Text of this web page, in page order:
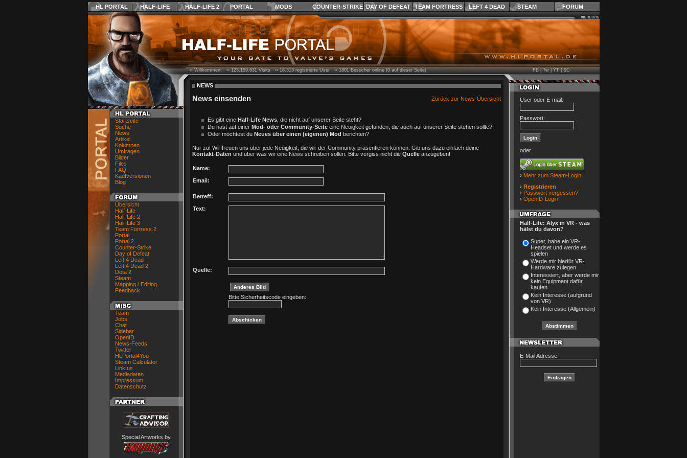
HL PORTAL HALF-LIFE HALF-LIFE 2 PORTAL MODS COUNTER-STRIKE DAY OF DEFEAT TEAM FORTRESS LEFT 4 DEAD STEAM FORUM
Startseite
Suche
News
Artikel
Kolumnen
Umfragen
Bilder
Files
FAQ
Kaufversionen
Blog
Übersicht
Half-Life
Half-Life 2
Half-Life 3
Team Fortress 2
Portal
Portal 2
Counter-Strike
Day of Defeat
Left 4 Dead
Left 4 Dead 2
Dota 2
Steam
Mapping / Editing
Feedback
Team
Jobs
Chat
Sidebar
OpenID
News-Feeds
Twitter
HLPortal4You
Steam Calculator
Link us
Mediadaten
Impressum
Datenschutz
Special Artworks by
›› Willkommen! ››123.159.631Visits ››18.313registrierte User ››1801Besucher online (0 auf dieser Seite)
NEWS
News einsenden Zurück zur News-Übersicht
Es gibt eine Half-Life News, die nicht auf unserer Seite steht?
Du hast auf einer Mod- oder Community-Seiteeine Neuigkeit gefunden, die auch auf unserer Seite stehen sollte?
Oder möchtest du Neues über einen (eigenen) Mod berichten?
Nur zu! Wir freuen uns über jede Neuigkeit, die wir der Community präsentieren können. Gib uns dazu einfach deine
Kontakt-Daten und über was wir eine News schreiben sollen. Bitte vergiss nicht die Quelleanzugeben!
Name:
Email:
Betreff:
Text:
Quelle:
Bitte Sicherheitscode eingeben:
FB|Tw|YT|SC
User oder E-mail:
Passwort:
oder
› Mehr zum Steam-Login
› Registrieren
› Passwort vergessen?
› OpenID-Login
Half-Life: Alyx in VR - was
hälst du davon?
Super, habe ein VR-
Headset und werde es
spielen
Werde mir hierfür VR-
Hardware zulegen
Interessiert, aber werde mir
kein Equipment dafür
kaufen
Kein Interesse (aufgrund
von VR)
Kein Interesse (Allgemein)
E-Mail Adresse: